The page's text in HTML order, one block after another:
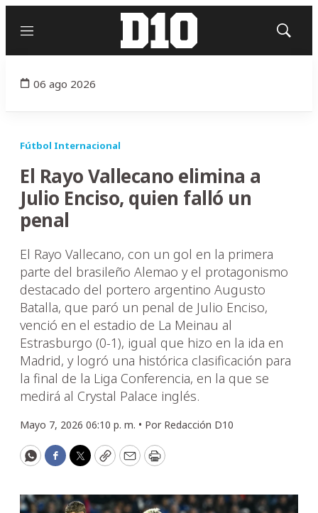
Menú
Mostrar
06 ago 2026
Fútbol Internacional
El Rayo Vallecano elimina a
Julio Enciso, quien falló un
penal
El Rayo Vallecano, con un gol en la primera
parte del brasileño Alemao y el protagonismo
destacado del portero argentino Augusto
Batalla, que paró un penal de Julio Enciso,
venció en el estadio de La Meinau al
Estrasburgo (0-1), igual que hizo en la ida en
Madrid, y logró una histórica clasificación para
la final de la Liga Conferencia, en la que se
medirá al Crystal Palace inglés.
Mayo 7, 2026 06:10 p. m. • Por Redacción D10
WhatsApp
Facebook
Twitter
CopyEmailPrint